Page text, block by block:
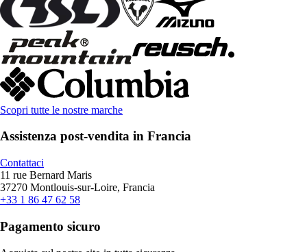
Scopri tutte le nostre marche
Assistenza post-vendita in Francia
Contattaci
11 rue Bernard Maris
37270 Montlouis-sur-Loire, Francia
+33 1 86 47 62 58
Pagamento sicuro